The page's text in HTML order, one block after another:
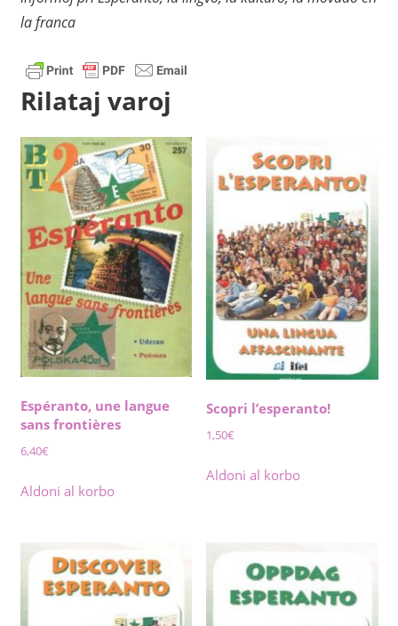
la franca
Rilataj varoj
Espéranto, une langue
sans frontières
6,40€
Aldoni al korbo
Scopri l’esperanto!
1,50€
Aldoni al korbo